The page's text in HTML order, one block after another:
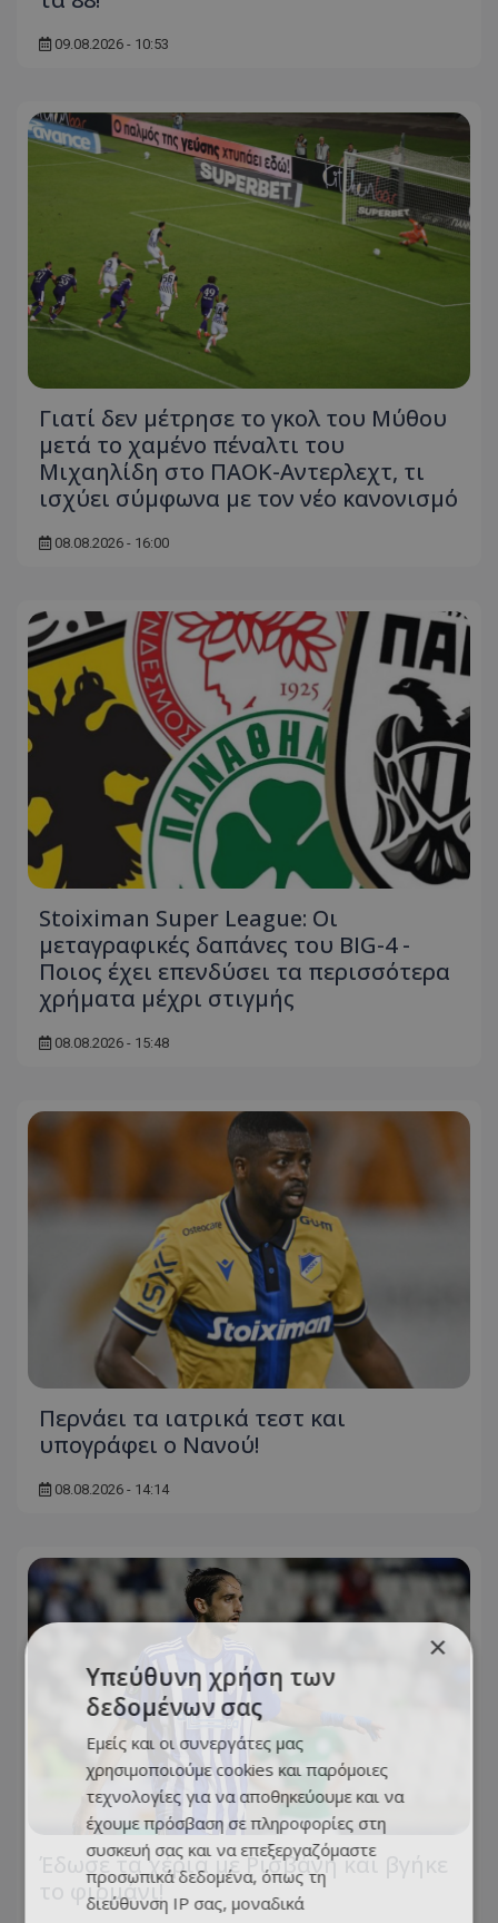
09.08.2026 - 10:53
Γιατί δεν μέτρησε το γκολ του Μύθου
μετά το χαμένο πέναλτι του
Μιχαηλίδη στο ΠΑΟΚ-Αντερλεχτ, τι
ισχύει σύμφωνα με τον νέο κανονισμό
08.08.2026 - 16:00
Stoiximan Super League: Οι
μεταγραφικές δαπάνες του BIG-4 -
Ποιος έχει επενδύσει τα περισσότερα
χρήματα μέχρι στιγμής
08.08.2026 - 15:48
Περνάει τα ιατρικά τεστ και
υπογράφει ο Νανού!
08.08.2026 - 14:14
Έδωσε τα χέρια με Ρισβάνη και βγήκε
το φιρμάνι!
×
Υπεύθυνη χρήση των
δεδομένων σας
Εμείς και οι συνεργάτες μας
χρησιμοποιούμε cookies και παρόμοιες
τεχνολογίες για να αποθηκεύουμε και να
έχουμε πρόσβαση σε πληροφορίες στη
συσκευή σας και να επεξεργαζόμαστε
προσωπικά δεδομένα, όπως τη
διεύθυνση IP σας, μοναδικά